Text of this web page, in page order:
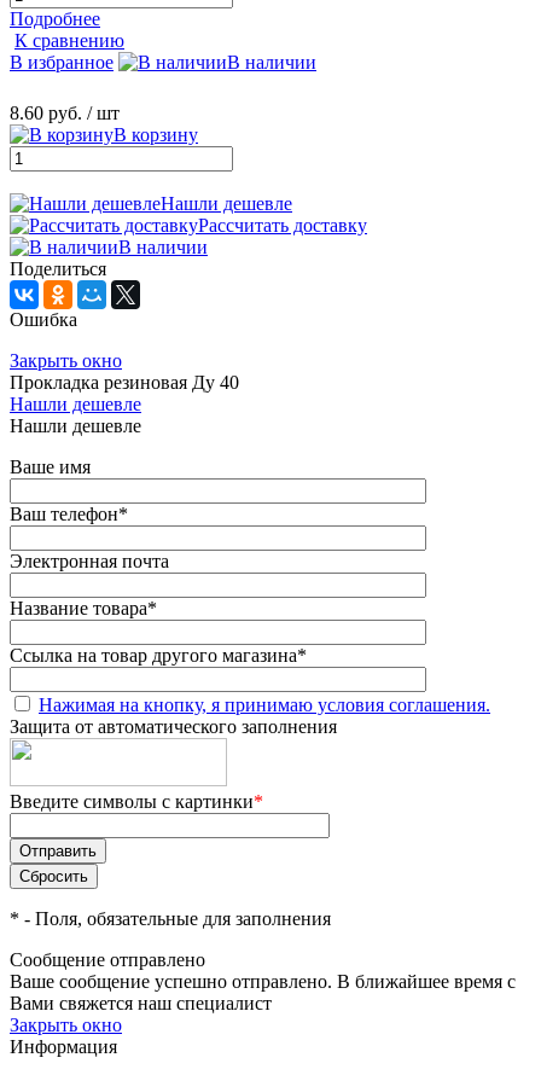
Подробнее
К сравнению
В избранное
В наличии
8.60 руб. / шт
В корзину
Нашли дешевле
Рассчитать доставку
В наличии
Поделиться
Ошибка
Закрыть окно
Прокладка резиновая Ду 40
Нашли дешевле
Нашли дешевле
Ваше имя
Ваш телефон*
Электронная почта
Название товара*
Ссылка на товар другого магазина*
Нажимая на кнопку, я принимаю условия соглашения.
Защита от автоматического заполнения
Введите символы с картинки*
* - Поля, обязательные для заполнения
Сообщение отправлено
Ваше сообщение успешно отправлено. В ближайшее время с
Вами свяжется наш специалист
Закрыть окно
Информация